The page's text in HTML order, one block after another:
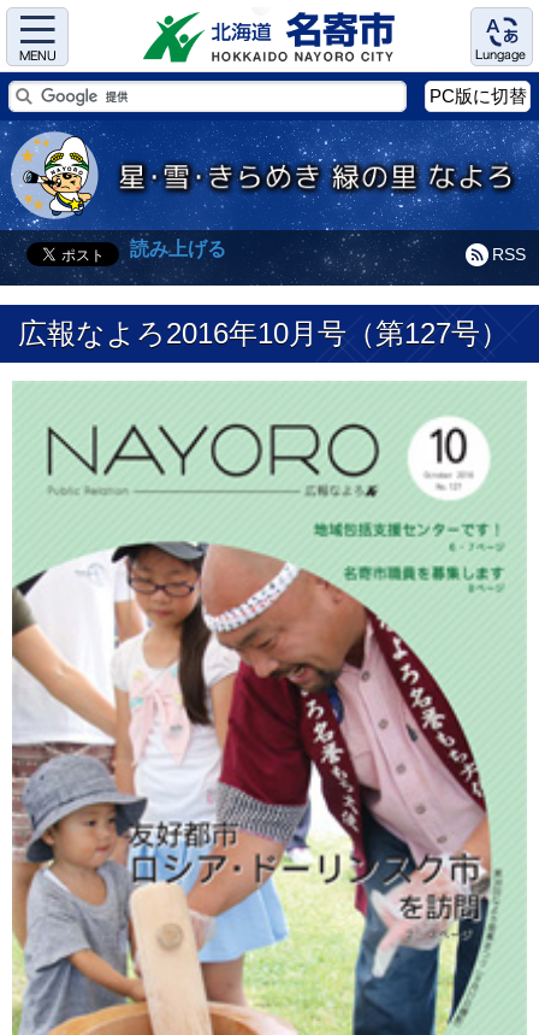
Menu Language
PC版に切替
RSS
読み上げる
広報なよろ2016年10月号（第127号）